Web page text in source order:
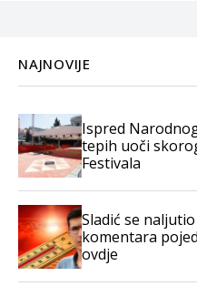
NAJNOVIJE
Ispred
tepih uoči
Festivala
Sladić se
komentara
ovdje